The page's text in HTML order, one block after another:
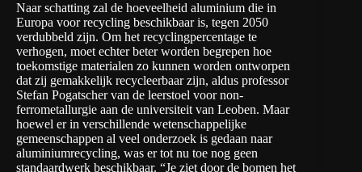
Naar schatting zal de hoeveelheid aluminium die in
Europa voor recycling beschikbaar is, tegen 2050
verdubbeld zijn. Om het recyclingpercentage te
verhogen, moet echter beter worden begrepen hoe
toekomstige materialen zo kunnen worden ontworpen
dat zij gemakkelijk recycleerbaar zijn, aldus professor
Stefan Pogatschervan de leerstoel voor non-
ferrometallurgie aan de universiteit van Leoben. Maar
hoewel er in verschillende wetenschappelijke
gemeenschappen al veel onderzoek is gedaan naar
aluminiumrecycling, was er tot nu toe nog geen
standaardwerk beschikbaar. “Je ziet door de bomen het